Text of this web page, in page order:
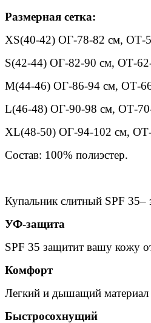
Размерная сетка:
XS(40-42) ОГ-78-82 см, ОТ-
S(42-44) ОГ-82-90 см, ОТ-
M(44-46) ОГ-86-94 см, ОТ-
L(46-48) ОГ-90-98 см, ОТ-
XL(48-50) ОГ-94-102 см,
Состав: 100% полиэстер.
Купальник слитный SPF 35–
УФ-защита
SPF 35 защитит вашу кожу
Комфорт
Легкий и дышащий материал
Быстросохнущий